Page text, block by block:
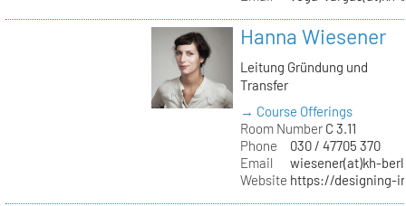
Hanna Wiesener
Leitung Gründung und
Transfer
→ Course Offerings
Room NumberC 3.11
Phone
030 / 47705 370
Email
wiesener(at)kh-
Website https://designing-